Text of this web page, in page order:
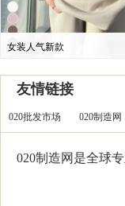
女装人气新款
友情链接
020批发市场 020制造网
020制造网是全球